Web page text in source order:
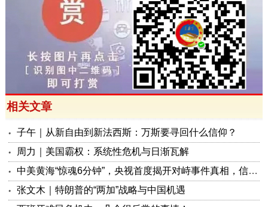
相关文章
子午｜从新自由到新法西斯：万斯要寻回什么信仰？
周力｜美国霸权：系统性危机与日渐瓦解
中美黄海“惊魂6分钟”，央视首度揭开对峙事件真相，信号极不一般！
张文木｜特朗普的“两加”战略与中国机遇